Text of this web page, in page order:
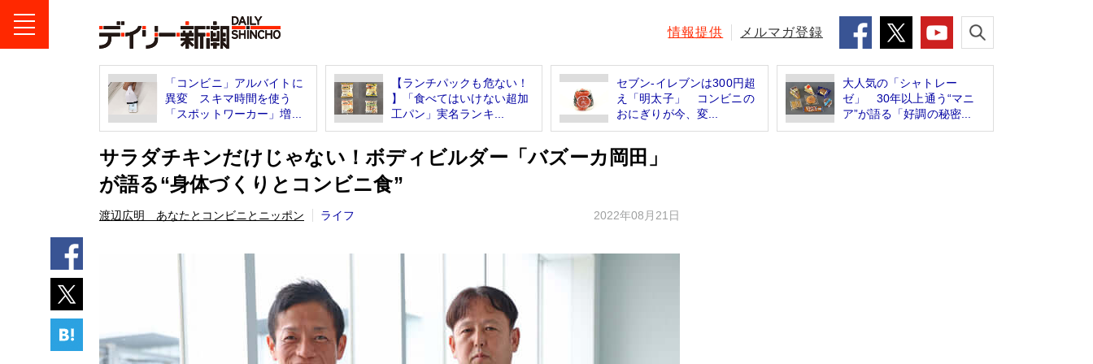
情報提供 メルマガ登録
「コンビニ」アルバイトに
異変 スキマ時間を使う
「スポットワーカー」増...
【ランチパックも危ない！
】「食べてはいけない超加
工パン」実名ランキ...
セブン-イレブンは300円超
え「明太子」 コンビニの
おにぎりが今、変...
大人気の「シャトレー
ゼ」 30年以上通う“マニ
ア”が語る「好調の秘密...
サラダチキンだけじゃない！ボディビルダー「バズーカ岡田」
が語る“身体づくりとコンビニ食”
渡辺広明 あなたとコンビニとニッポン ライフ 2022年08月21日